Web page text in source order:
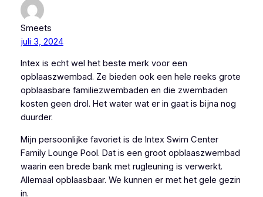
Smeets
juli 3, 2024
Intex is echt wel het beste merk voor een
opblaaszwembad. Ze bieden ook een hele reeks grote
opblaasbare familiezwembaden en die zwembaden
kosten geen drol. Het water wat er in gaat is bijna nog
duurder.
Mijn persoonlijke favoriet is de Intex Swim Center
Family Lounge Pool. Dat is een groot opblaaszwembad
waarin een brede bank met rugleuning is verwerkt.
Allemaal opblaasbaar. We kunnen er met het gele gezin
in.